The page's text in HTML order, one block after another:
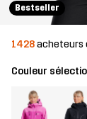
Bestseller
1428acheteurs
Couleur